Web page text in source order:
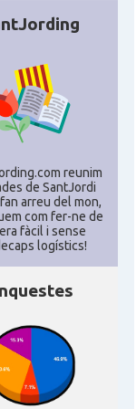
Alegre
de Janeiro
Salvador
Paulo
a Brasil
reunim
de SantJordi
arreu del mon,
com fer-ne de
fàcil i sense
logí­stics!